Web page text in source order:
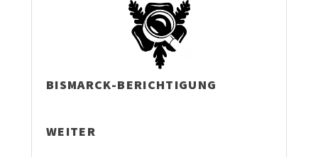
BISMARCK-BERICHTIGUNG
WEITER